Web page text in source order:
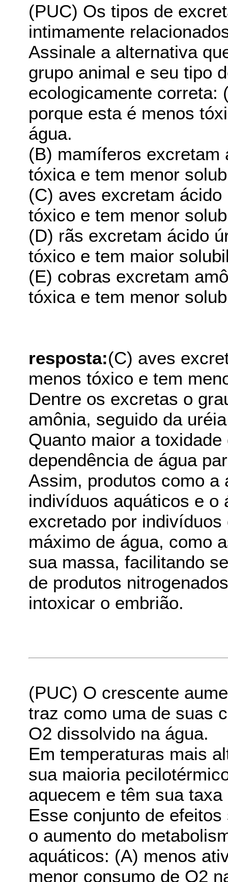
(PUC) Os tipos de
intimamente
Assinale a alternativa
grupo animal e seu tipo
ecologicamente correta:
porque esta é menos
água.
(B) mamíferos excretam
tóxica e tem menor
(C) aves excretam
tóxico e tem menor
(D) rãs excretam ácido
tóxico e tem maior
(E) cobras excretam
tóxica e tem menor
resposta:(C) aves
menos tóxico e tem
Dentre os excretas o
amônia, seguido da
Quanto maior a
dependência de água
Assim, produtos como a
indivíduos aquáticos e o
excretado por
máximo de água, como
sua massa, facilitando
de produtos
intoxicar o embrião.
(PUC) O crescente
traz como uma de suas
O2 dissolvido na água.
Em temperaturas mais
sua maioria
aquecem e têm sua
Esse conjunto de
o aumento do
aquáticos: (A) menos
menor consumo de O2